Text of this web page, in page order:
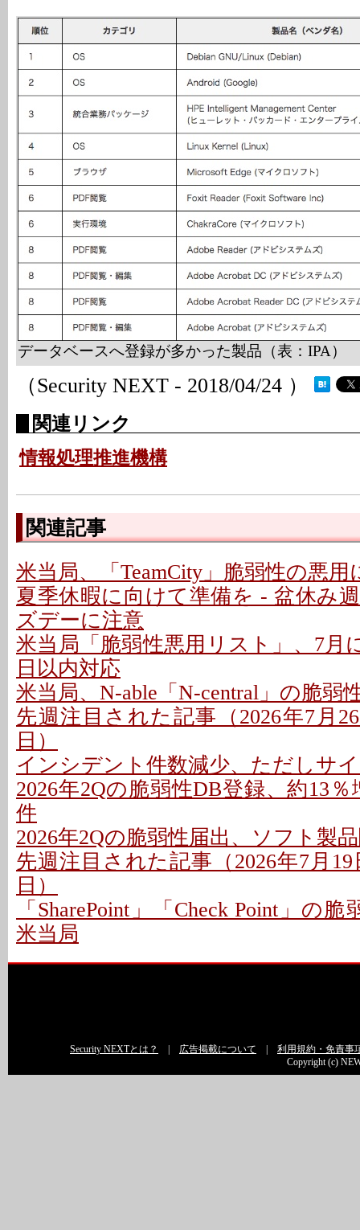
データベースへ登録が多かった製品（表：IPA）
（Security NEXT - 2018/04/24 ）
関連リンク
情報処理推進機構
関連記事
米当局、「TeamCity」脆弱性の悪用
夏季休暇に向けて準備を - 盆休み
ズデーに注意
米当局「脆弱性悪用リスト」、7月
日以内対応
米当局、N-able「N-central」の脆弱
先週注目された記事（2026年7月
日）
インシデント件数減少、ただしサ
2026年2Qの脆弱性DB登録、約13％
件
2026年2Qの脆弱性届出、ソフト製
先週注目された記事（2026年7月19
日）
「SharePoint」「Check Point」の
米当局
Security NEXTとは？ 広告掲載について
利用規約・免責事
Copyright (c)